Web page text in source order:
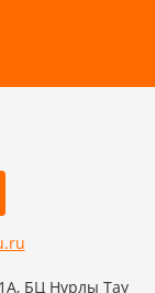
БЦ Нұрлы Тау